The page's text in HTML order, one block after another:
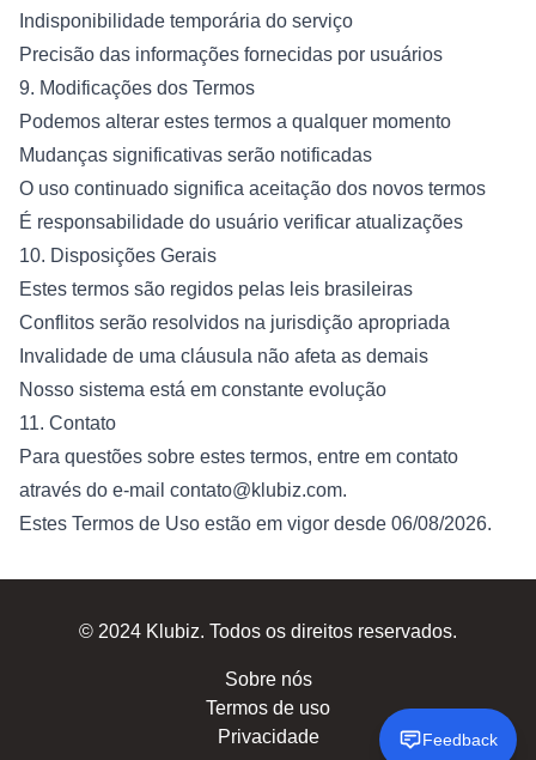
Indisponibilidade temporária do serviço
Precisão das informações fornecidas por usuários
9. Modificações dos Termos
Podemos alterar estes termos a qualquer momento
Mudanças significativas serão notificadas
O uso continuado significa aceitação dos novos termos
É responsabilidade do usuário verificar atualizações
10. Disposições Gerais
Estes termos são regidos pelas leis brasileiras
Conflitos serão resolvidos na jurisdição apropriada
Invalidade de uma cláusula não afeta as demais
Nosso sistema está em constante evolução
11. Contato
Para questões sobre estes termos, entre em contato
através do e-mail contato@klubiz.com.
Estes Termos de Uso estão em vigor desde 06/08/2026.
© 2024 Klubiz. Todos os direitos reservados.
Sobre nós
Termos de uso
Privacidade
Feedback